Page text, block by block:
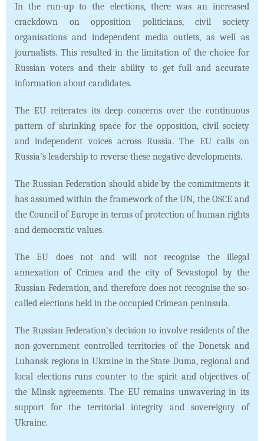
In the run-up to the elections, there was an increased
crackdown on opposition politicians, civil society
organisations and independent media outlets, as well as
journalists. This resulted in the limitation of the choice for
Russian voters and their ability to get full and accurate
information about candidates.
The EU reiterates its deep concerns over the continuous
pattern of shrinking space for the opposition, civil society
and independent voices across Russia. The EU calls on
Russia's leadership to reverse these negative developments.
The Russian Federation should abide by the commitments it
has assumed within the framework of the UN, the OSCE and
the Council of Europe in terms of protection of human rights
and democratic values.
The EU does not and will not recognise the illegal
annexation of Crimea and the city of Sevastopol by the
Russian Federation, and therefore does not recognise the so-
called elections held in the occupied Crimean peninsula.
The Russian Federation's decision to involve residents of the
non-government controlled territories of the Donetsk and
Luhansk regions in Ukraine in the State Duma, regional and
local elections runs counter to the spirit and objectives of
the Minsk agreements. The EU remains unwavering in its
support for the territorial integrity and sovereignty of
Ukraine.